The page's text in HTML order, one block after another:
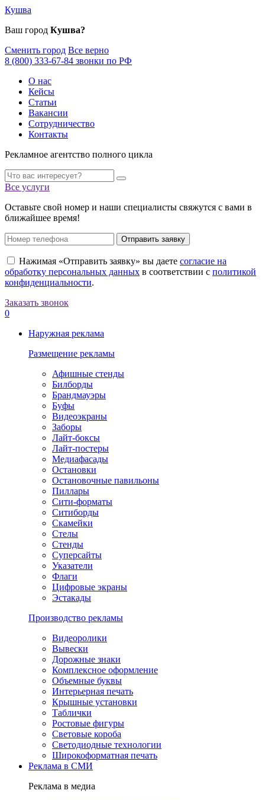
Кушва
Ваш город Кушва?
Сменить город Все верно
8 (800) 333-67-84 звонки по РФ
О нас
Кейсы
Статьи
Вакансии
Сотрудничество
Контакты
Рекламное агентство полного цикла
Все услуги
Оставьте свой номер и наши специалисты свяжутся с вами в
ближайшее время!
Отправить заявку
Нажимая «Отправить заявку» вы даете согласие на
обработку персональных данных в соответствии с политикой
конфиденциальности.
Заказать звонок
0
Наружная реклама
Размещение рекламы
Афишные стенды
Билборды
Брандмауэры
Буфы
Видеоэкраны
Заборы
Лайт-боксы
Лайт-постеры
Медиафасады
Остановки
Остановочные павильоны
Пиллары
Сити-форматы
Ситиборды
Скамейки
Стелы
Стенды
Суперсайты
Указатели
Флаги
Цифровые экраны
Эстакады
Производство рекламы
Видеоролики
Вывески
Дорожные знаки
Комплексное оформление
Объемные буквы
Интерьерная печать
Крышные установки
Таблички
Ростовые фигуры
Световые короба
Светодиодные технологии
Широкоформатная печать
Реклама в СМИ
Реклама в медиа